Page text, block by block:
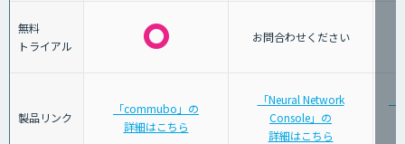
無料
トライアル
お問合わせください
製品リンク
「commubo」の
詳細はこちら
「Neural Network
Console」の
詳細はこちら